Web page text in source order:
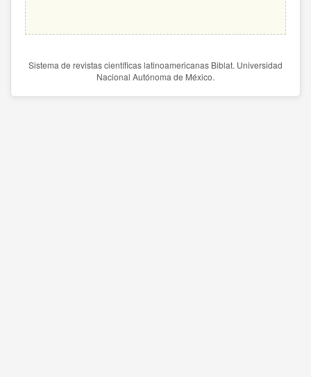
Sistema de revistas científicas latinoamericanas Biblat. Universidad
Nacional Autónoma de México.